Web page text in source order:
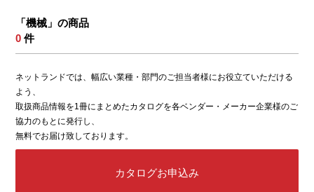
「機械」の商品
0 件
ネットランドでは、幅広い業種・部門のご担当者様にお役立ていただける
よう、
取扱商品情報を1冊にまとめたカタログを各ベンダー・メーカー企業様のご
協力のもとに発行し、
無料でお届け致しております。
カタログお申込み